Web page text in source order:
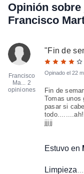
Opinión sobre
Francisco
Francisco
Ma... 2
opiniones
"Fin de
Opinado el 22
Fin de
Tomas unos
pasar si
jjjjj
Estuvo en
Limpieza